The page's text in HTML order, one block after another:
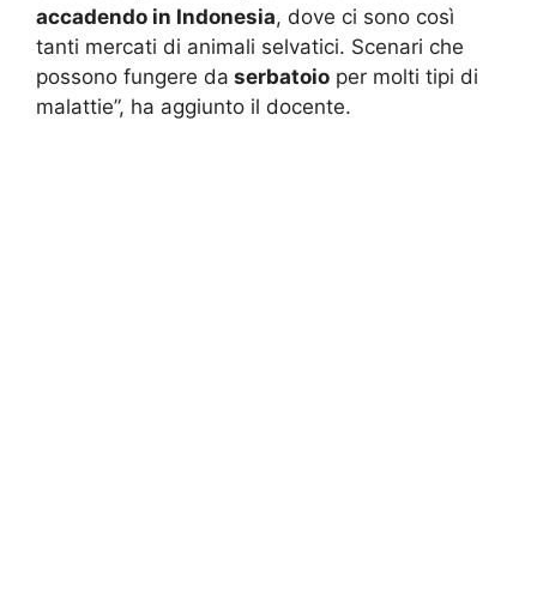
accadendo in Indonesia, dove ci sono così
tanti mercati di animali selvatici. Scenari che
possono fungere da serbatoio per molti tipi di
malattie”, ha aggiunto il docente.